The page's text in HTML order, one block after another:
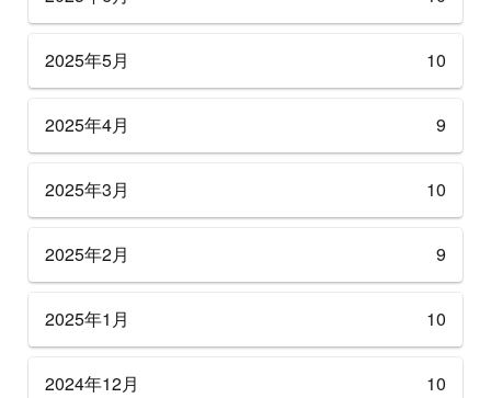
2025年5月 10
2025年4月 9
2025年3月 10
2025年2月 9
2025年1月 10
2024年12月 10